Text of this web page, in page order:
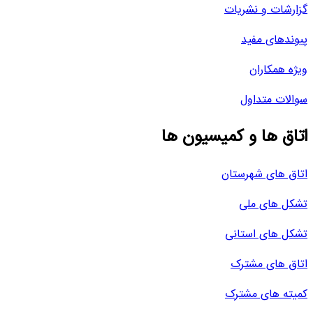
گزارشات و نشریات
پیوندهای مفید
ویژه همکاران
سوالات متداول
اتاق ها و کمیسیون ها
اتاق های شهرستان
تشکل های ملی
تشکل های استانی
اتاق های مشترک
کمیته های مشترک